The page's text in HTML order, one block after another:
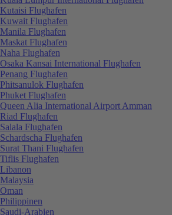
Kutaisi Flughafen
Kuwait Flughafen
Manila Flughafen
Maskat Flughafen
Naha Flughafen
Osaka Kansai International Flughafen
Penang Flughafen
Phitsanulok Flughafen
Phuket Flughafen
Queen Alia International Airport Amman
Riad Flughafen
Salala Flughafen
Schardscha Flughafen
Surat Thani Flughafen
Tiflis Flughafen
Libanon
Malaysia
Oman
Philippinen
Saudi-Arabien